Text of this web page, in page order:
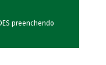
preenchendo